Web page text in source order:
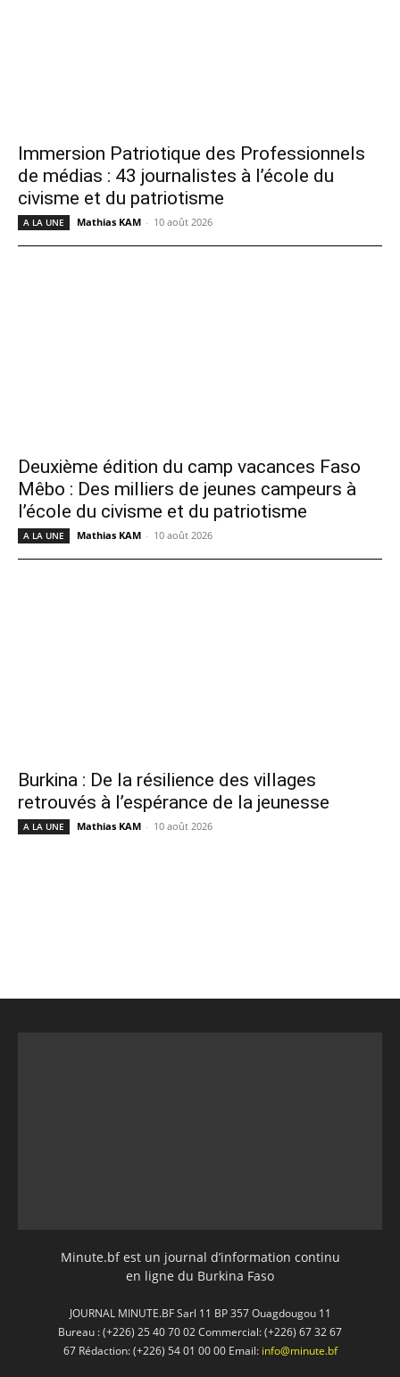
Immersion Patriotique des Professionnels
de médias : 43 journalistes à l’école du
civisme et du patriotisme
A LA UNE Mathias KAM - 10 août 2026
Deuxième édition du camp vacances Faso
Mêbo : Des milliers de jeunes campeurs à
l’école du civisme et du patriotisme
A LA UNE Mathias KAM - 10 août 2026
Burkina : De la résilience des villages
retrouvés à l’espérance de la jeunesse
A LA UNE Mathias KAM - 10 août 2026
Minute.bf est un journal d’information continu
en ligne du Burkina Faso
JOURNAL MINUTE.BF Sarl 11 BP 357 Ouagdougou 11
Bureau : (+226) 25 40 70 02 Commercial: (+226) 67 32 67
67 Rédaction: (+226) 54 01 00 00 Email: info@minute.bf